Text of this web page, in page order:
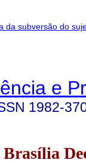
e
1982-